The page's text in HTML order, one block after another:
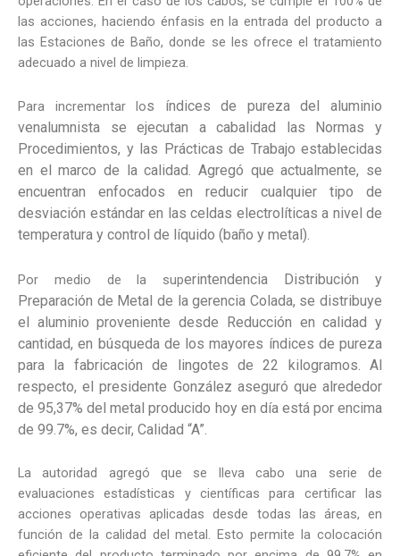
las acciones, haciendo énfasis en la entrada del producto a
las Estaciones de Baño, donde se les ofrece el tratamiento
adecuado a nivel de limpieza.
Para incrementar los índices de pureza del aluminio
venalumnista se ejecutan a cabalidad las Normas y
Procedimientos, y las Prácticas de Trabajo establecidas
en el marco de la calidad. Agregó que actualmente, se
encuentran enfocados en reducir cualquier tipo de
desviación estándar en las celdas electrolíticas a nivel de
temperatura y control de líquido (baño y metal).
Por medio de la superintendencia Distribución y
Preparación de Metal de la gerencia Colada, se distribuye
el aluminio proveniente desde Reducción en calidad y
cantidad, en búsqueda de los mayores índices de pureza
para la fabricación de lingotes de 22 kilogramos. Al
respecto, el presidente González aseguró que alrededor
de 95,37% del metal producido hoy en día está por encima
de 99.7%, es decir, Calidad “A”.
La autoridad agregó que se lleva cabo una serie de
evaluaciones estadísticas y científicas para certificar las
acciones operativas aplicadas desde todas las áreas, en
función de la calidad del metal. Esto permite la colocación